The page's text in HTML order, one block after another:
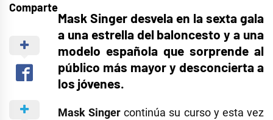
Comparte
Mask Singer desvela en la sexta gala
a una estrella del baloncesto y a una
modelo española que sorprende al
público más mayor y desconcierta a
los jóvenes.
Mask Singer continúa su curso y esta vez